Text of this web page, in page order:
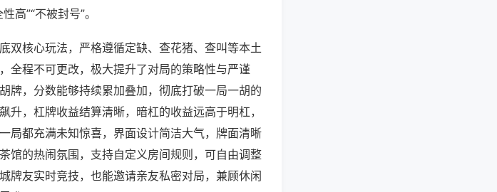
高”“不被封号”。
双核心玩法，严格遵循定缺、查花猪、查叫等本土
全程不可更改，极大提升了对局的策略性与严谨
牌，分数能够持续累加叠加，彻底打破一局一胡的
，杠牌收益结算清晰，暗杠的收益远高于明杠，
局都充满未知惊喜，界面设计简洁大气，牌面清晰
馆的热闹氛围，支持自定义房间规则，可自由调整
牌友实时竞技，也能邀请亲友私密对局，兼顾休闲